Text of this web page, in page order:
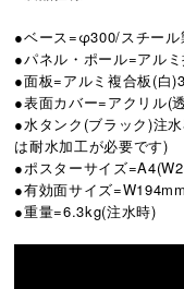
●ベース=φ300/スチール
●パネル・ポール=アル
●面板=アルミ複合板(白
●表面カバー=アクリル(
●水タンク(ブラック)注
は耐水加工が必要です)
●ポスターサイズ
●有効面サイズ
●重量=6.3kg(注水時)